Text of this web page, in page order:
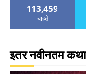
113,459
चाहते
इतर नवीनतम कथा